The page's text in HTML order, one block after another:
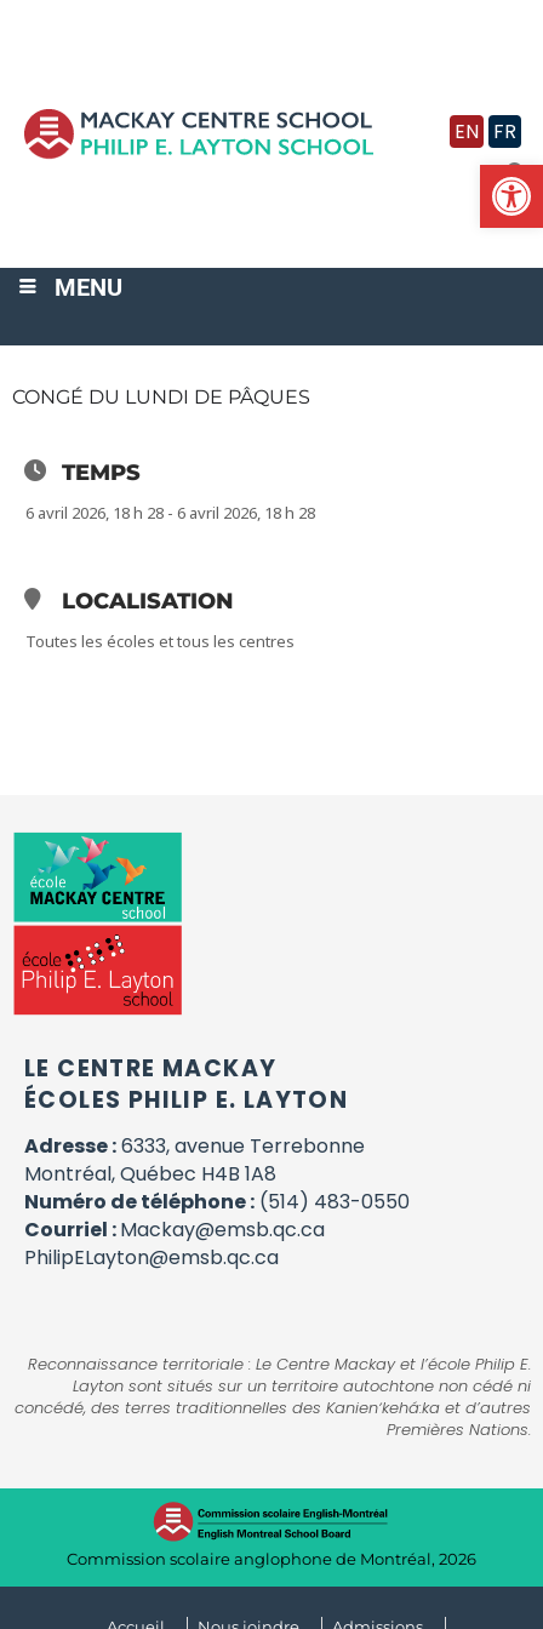
EN FR
MENU
CONGÉ DU LUNDI DE PÂQUES
TEMPS
6 avril 2026, 18 h 28 - 6 avril 2026, 18 h 28
LOCALISATION
Toutes les écoles et tous les centres
LE CENTRE MACKAY
ÉCOLES PHILIP E. LAYTON
Adresse :6333, avenue Terrebonne
Montréal, Québec H4B 1A8
Numéro de téléphone : (514) 483-0550
Courriel :Mackay@emsb.qc.ca
PhilipELayton@emsb.qc.ca
Reconnaissance territoriale : Le Centre Mackay et l’école Philip E.
Layton sont situés sur un territoire autochtone non cédé ni
concédé, des terres traditionnelles des Kanienʼkehá:ka et d’autres
Premières Nations.
Commission scolaire anglophone de Montréal, 2026